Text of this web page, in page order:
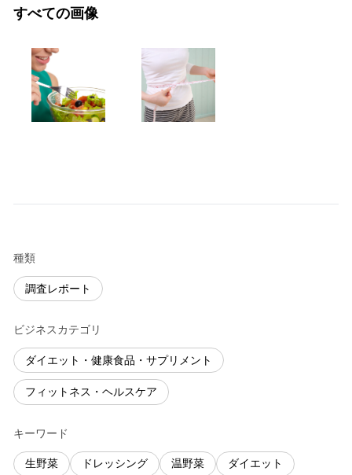
すべての画像
種類
調査レポート
ビジネスカテゴリ
ダイエット・健康食品・サプリメント
フィットネス・ヘルスケア
キーワード
生野菜 ドレッシング 温野菜 ダイエット